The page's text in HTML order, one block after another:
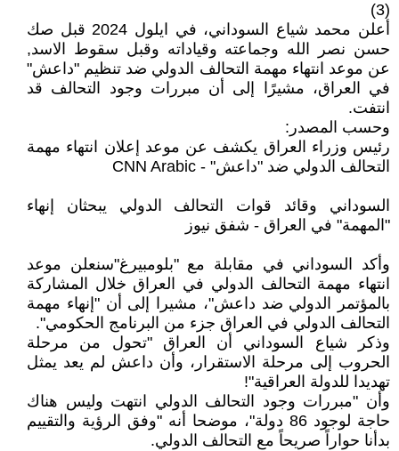
(3)
أعلن محمد شياع السوداني، في ايلول 2024 قبل صك
حسن نصر الله وجماعته وقياداته وقبل سقوط الاسد,
عن موعد انتهاء مهمة التحالف الدولي ضد تنظيم "داعش"
في العراق، مشيرًا إلى أن مبررات وجود التحالف قد
انتفت.
وحسب المصدر:
رئيس وزراء العراق يكشف عن موعد إعلان انتهاء مهمة
التحالف الدولي ضد "داعش" - CNN Arabic
السوداني وقائد قوات التحالف الدولي يبحثان إنهاء
"المهمة" في العراق - شفق نيوز
وأكد السوداني في مقابلة مع "بلومبيرغ"سنعلن موعد
انتهاء مهمة التحالف الدولي في العراق خلال المشاركة
بالمؤتمر الدولي ضد داعش"، مشيرا إلى أن "إنهاء مهمة
التحالف الدولي في العراق جزء من البرنامج الحكومي".
وذكر شياع السوداني أن العراق "تحول من مرحلة
الحروب إلى مرحلة الاستقرار، وأن داعش لم يعد يمثل
تهديدا للدولة العراقية"!
وأن "مبررات وجود التحالف الدولي انتهت وليس هناك
حاجة لوجود 86 دولة"، موضحا أنه "وفق الرؤية والتقييم
بدأنا حواراً صريحاً مع التحالف الدولي.